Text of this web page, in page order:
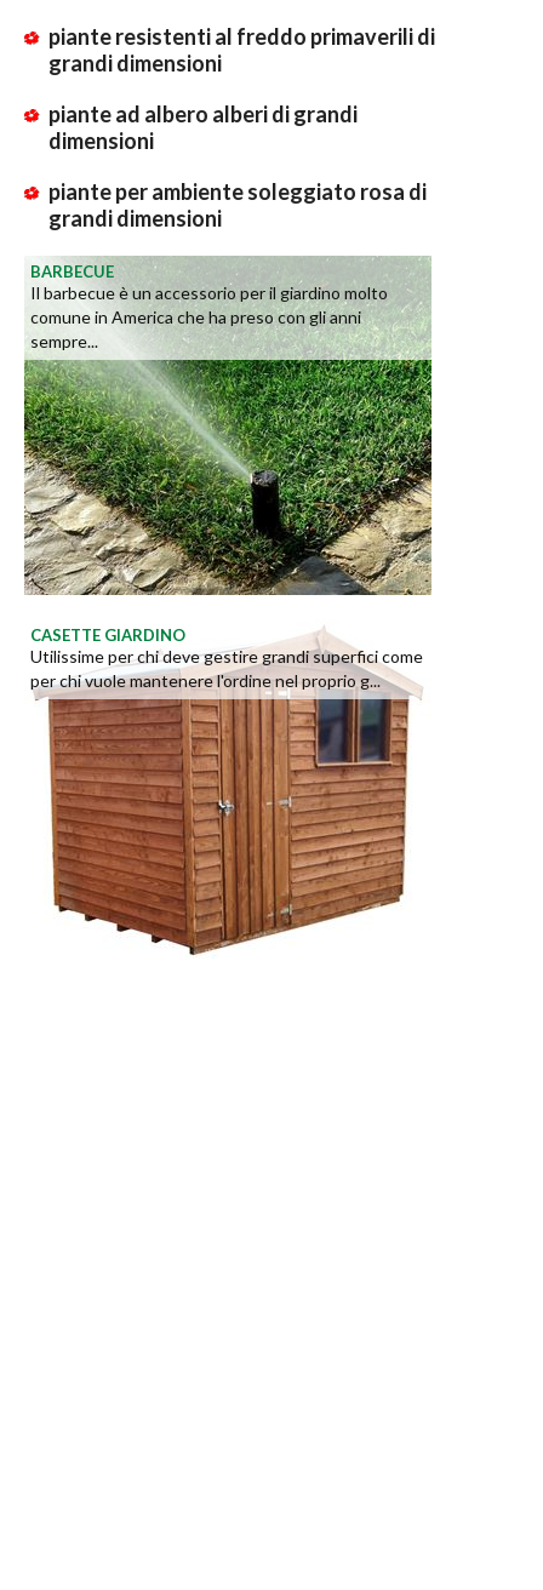
piante resistenti al freddo primaverili di
grandi dimensioni
piante ad albero alberi di grandi
dimensioni
piante per ambiente soleggiato rosa di
grandi dimensioni
BARBECUE
Il barbecue è un accessorio per il giardino molto
comune in America che ha preso con gli anni
sempre...
CASETTE GIARDINO
Utilissime per chi deve gestire grandi superfici come
per chi vuole mantenere l'ordine nel proprio g...